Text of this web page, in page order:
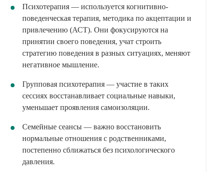
Психотерапия — используется когнитивно-
поведенческая терапия, методика по акцептации и
привлечению (АСТ). Они фокусируются на
принятии своего поведения, учат строить
стратегию поведения в разных ситуациях, меняют
негативное мышление.
Групповая психотерапия — участие в таких
сессиях восстанавливает социальные навыки,
уменьшает проявления самоизоляции.
Семейные сеансы — важно восстановить
нормальные отношения с родственниками,
постепенно сближаться без психологического
давления.